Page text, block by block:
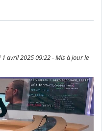
1 avril 2025 09:22 - Mis à jour le